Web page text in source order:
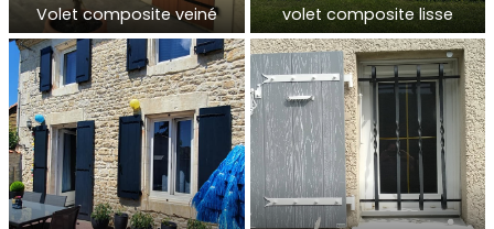
Volet composite veiné volet composite lisse